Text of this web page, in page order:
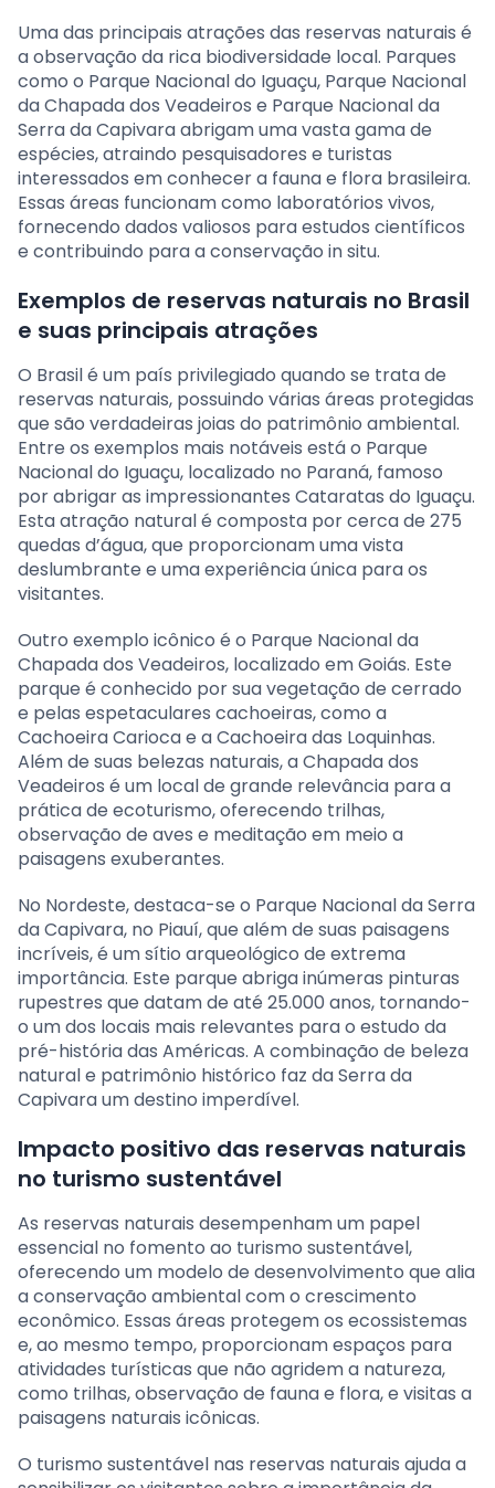
Uma das principais atrações das reservas naturais é
a observação da rica biodiversidade local. Parques
como o Parque Nacional do Iguaçu, Parque Nacional
da Chapada dos Veadeiros e Parque Nacional da
Serra da Capivara abrigam uma vasta gama de
espécies, atraindo pesquisadores e turistas
interessados em conhecer a fauna e flora brasileira.
Essas áreas funcionam como laboratórios vivos,
fornecendo dados valiosos para estudos científicos
e contribuindo para a conservação in situ.
Exemplos de reservas naturais no Brasil
e suas principais atrações
O Brasil é um país privilegiado quando se trata de
reservas naturais, possuindo várias áreas protegidas
que são verdadeiras joias do patrimônio ambiental.
Entre os exemplos mais notáveis está o Parque
Nacional do Iguaçu, localizado no Paraná, famoso
por abrigar as impressionantes Cataratas do Iguaçu.
Esta atração natural é composta por cerca de 275
quedas d’água, que proporcionam uma vista
deslumbrante e uma experiência única para os
visitantes.
Outro exemplo icônico é o Parque Nacional da
Chapada dos Veadeiros, localizado em Goiás. Este
parque é conhecido por sua vegetação de cerrado
e pelas espetaculares cachoeiras, como a
Cachoeira Carioca e a Cachoeira das Loquinhas.
Além de suas belezas naturais, a Chapada dos
Veadeiros é um local de grande relevância para a
prática de ecoturismo, oferecendo trilhas,
observação de aves e meditação em meio a
paisagens exuberantes.
No Nordeste, destaca-se o Parque Nacional da Serra
da Capivara, no Piauí, que além de suas paisagens
incríveis, é um sítio arqueológico de extrema
importância. Este parque abriga inúmeras pinturas
rupestres que datam de até 25.000 anos, tornando-
o um dos locais mais relevantes para o estudo da
pré-história das Américas. A combinação de beleza
natural e patrimônio histórico faz da Serra da
Capivara um destino imperdível.
Impacto positivo das reservas naturais
no turismo sustentável
As reservas naturais desempenham um papel
essencial no fomento ao turismo sustentável,
oferecendo um modelo de desenvolvimento que alia
a conservação ambiental com o crescimento
econômico. Essas áreas protegem os ecossistemas
e, ao mesmo tempo, proporcionam espaços para
atividades turísticas que não agridem a natureza,
como trilhas, observação de fauna e flora, e visitas a
paisagens naturais icônicas.
O turismo sustentável nas reservas naturais ajuda a